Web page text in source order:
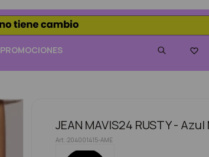
PROMOCIONES 
JEAN MAVIS24 RUSTY -
204001415-AME